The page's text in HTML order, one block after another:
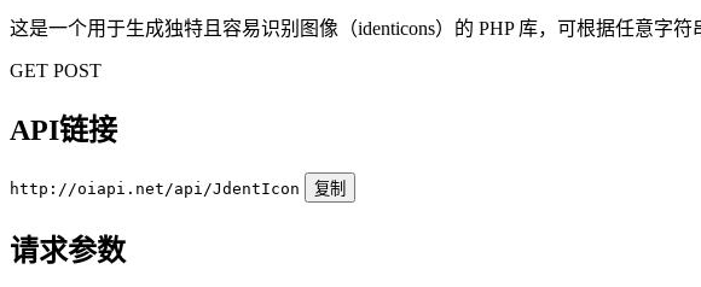
这是一个用于生成独特且容易识别图像（identicons）的 PHP 库，可根据任意字
GET POST
API链接
http://oiapi.net/api/JdentIcon 复制
请求参数